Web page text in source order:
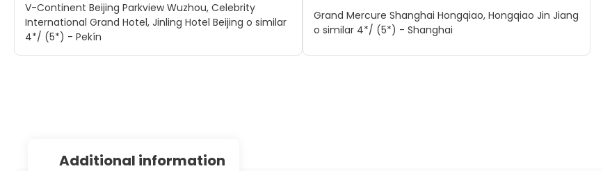
V-Continent Beijing Parkview Wuzhou, Celebrity
International Grand Hotel, Jinling Hotel Beijing o similar
4*/ (5*) - Pekín
Grand Mercure Shanghai Hongqiao, Hongqiao Jin Jiang
o similar 4*/ (5*) - Shanghai
additional information